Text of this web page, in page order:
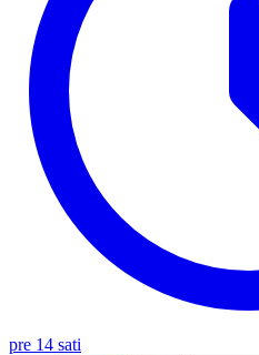
pre 14 sati